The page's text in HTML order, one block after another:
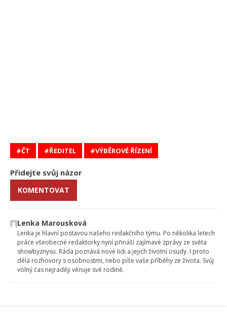
ČT ŘEDITEL VÝBĚROVÉ ŘÍZENÍ
Přidejte svůj názor
KOMENTOVAT
Lenka Marousková
Lenka je hlavní postavou našeho redakčního týmu. Po několika letech
práce všeobecné redaktorky nyní přináší zajímavé zprávy ze světa
showbyznysu. Ráda poznává nové lidi a jejich životní osudy. I proto
dělá rozhovory s osobnostmi, nebo píše vaše příběhy ze života. Svůj
volný čas nejraději věnuje své rodině.